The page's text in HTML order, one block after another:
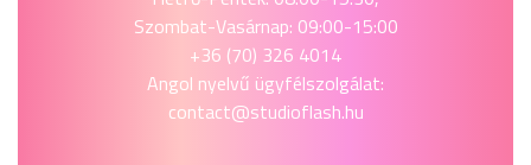
Szombat-Vasárnap: 09:00-15:00
+36 (70) 326 4014
Angol nyelvű ügyfélszolgálat:
contact@studioflash.hu